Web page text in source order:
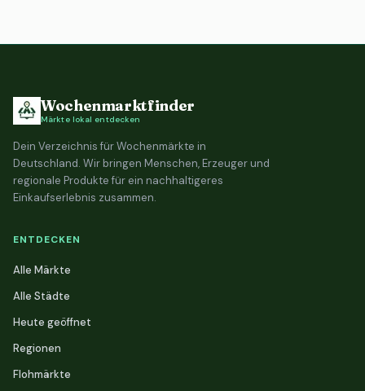
Wochenmarktfinder
Märkte lokal entdecken
Dein Verzeichnis für Wochenmärkte in
Deutschland. Wir bringen Menschen, Erzeuger und
regionale Produkte für ein nachhaltigeres
Einkaufserlebnis zusammen.
ENTDECKEN
Alle Märkte
Alle Städte
Heute geöffnet
Regionen
Flohmärkte